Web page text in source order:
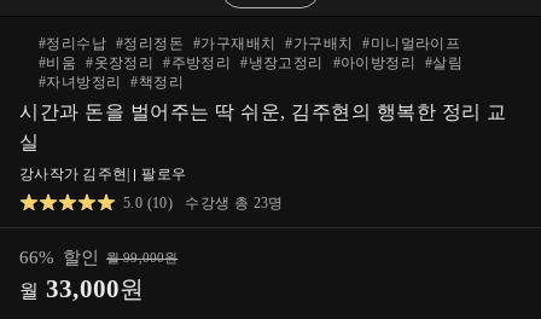
#정리수납 #정리정돈 #가구재배치 #가구배치 #미니멀라이프
#비움 #옷장정리 #주방정리 #냉장고정리 #아이방정리 #살림
#자녀방정리 #책정리
시간과 돈을 벌어주는 딱 쉬운, 김주현의 행복한 정리 교
실
강사작가 김주현
팔로우
5.0 (10) 수강생 총 23명
66% 할인 월99,000원
월 33,000원